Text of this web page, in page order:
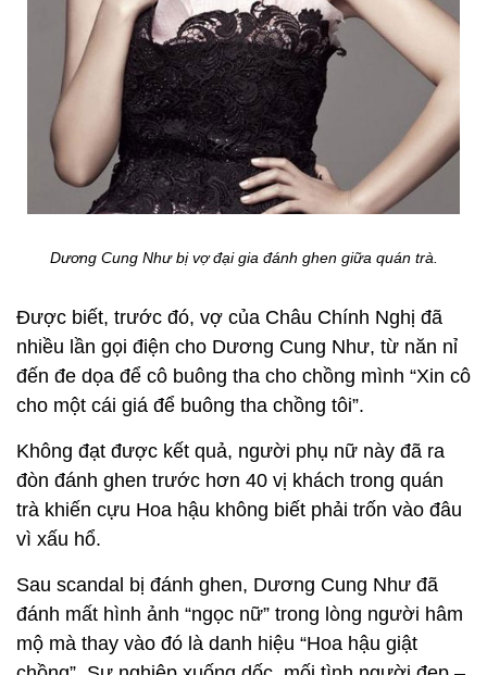
Dương Cung Như bị vợ đại gia đánh ghen giữa quán trà.
Được biết, trước đó, vợ của Châu Chính Nghị đã
nhiều lần gọi điện cho Dương Cung Như, từ năn nỉ
đến đe dọa để cô buông tha cho chồng mình “Xin cô
cho một cái giá để buông tha chồng tôi”.
Không đạt được kết quả, người phụ nữ này đã ra
đòn đánh ghen trước hơn 40 vị khách trong quán
trà khiến cựu Hoa hậu không biết phải trốn vào đâu
vì xấu hổ.
Sau scandal bị đánh ghen, Dương Cung Như đã
đánh mất hình ảnh “ngọc nữ” trong lòng người hâm
mộ mà thay vào đó là danh hiệu “Hoa hậu giật